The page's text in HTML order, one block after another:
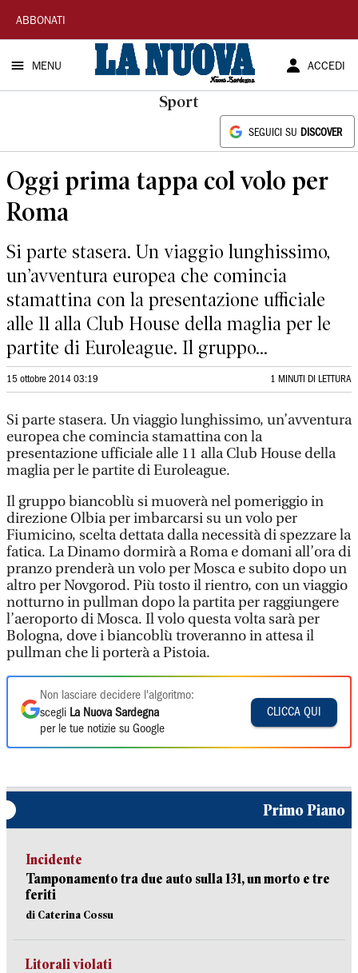
La
Nuova
Sardegna
ABBONATI
MENU ACCEDI
Sport
SEGUICI SU DISCOVER
Oggi prima tappa col volo per
Roma
Si parte stasera. Un viaggio lunghissimo,
un’avventura europea che comincia
stamattina con la presentazione ufficiale
alle 11 alla Club House della maglia per le
partite di Euroleague. Il gruppo...
15 ottobre 2014 03:19 1 MINUTI DI LETTURA
Si parte stasera. Un viaggio lunghissimo, un’avventura
europea che comincia stamattina con la
presentazione ufficiale alle 11 alla Club House della
maglia per le partite di Euroleague.
Il gruppo biancoblù si muoverà nel pomeriggio in
direzione Olbia per imbarcarsi su un volo per
Fiumicino, scelta dettata dalla necessità di spezzare la
fatica. La Dinamo dormirà a Roma e domani all’ora di
pranzo prenderà un volo per Mosca e subito dopo un
altro per Novgorod. Più tosto il rientro, con un viaggio
notturno in pullman dopo la partita per raggiungere
l’aeroporto di Mosca. Il volo questa volta sarà per
Bologna, dove i biancoblù troveranno in attesa il
pullman che li porterà a Pistoia.
Non lasciare decidere l'algoritmo:
scegli La Nuova Sardegna
per le tue notizie su Google
CLICCA QUI
Primo Piano
Incidente
Tamponamento tra due auto sulla 131, un morto e tre
feriti
di Caterina Cossu
Litorali violati